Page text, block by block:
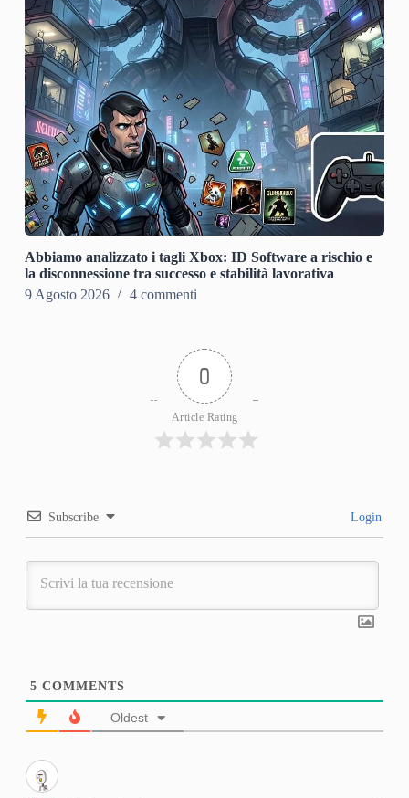
Abbiamo analizzato i tagli Xbox: ID Software a rischio e
la disconnessione tra successo e stabilità lavorativa
9 Agosto 2026
4 commenti
0
Article Rating
Subscribe Login
5 COMMENTS
Oldest